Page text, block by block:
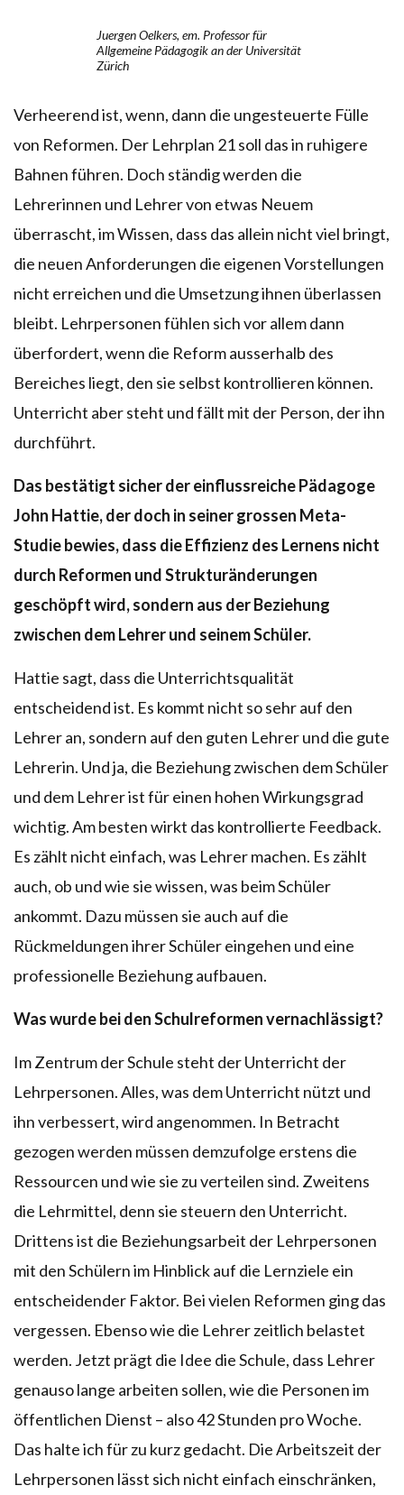
Juergen Oelkers, em. Professor für
Allgemeine Pädagogik an der Universität
Zürich
Verheerend ist, wenn, dann die ungesteuerte Fülle
von Reformen. Der Lehrplan 21 soll das in ruhigere
Bahnen führen. Doch ständig werden die
Lehrerinnen und Lehrer von etwas Neuem
überrascht, im Wissen, dass das allein nicht viel bringt,
die neuen Anforderungen die eigenen Vorstellungen
nicht erreichen und die Umsetzung ihnen überlassen
bleibt. Lehrpersonen fühlen sich vor allem dann
überfordert, wenn die Reform ausserhalb des
Bereiches liegt, den sie selbst kontrollieren können.
Unterricht aber steht und fällt mit der Person, der ihn
durchführt.
Das bestätigt sicher der einflussreiche Pädagoge
John Hattie, der doch in seiner grossen Meta-
Studie bewies, dass die Effizienz des Lernens nicht
durch Reformen und Strukturänderungen
geschöpft wird, sondern aus der Beziehung
zwischen dem Lehrer und seinem Schüler.
Hattie sagt, dass die Unterrichtsqualität
entscheidend ist. Es kommt nicht so sehr auf den
Lehrer an, sondern auf den guten Lehrer und die gute
Lehrerin. Und ja, die Beziehung zwischen dem Schüler
und dem Lehrer ist für einen hohen Wirkungsgrad
wichtig. Am besten wirkt das kontrollierte Feedback.
Es zählt nicht einfach, was Lehrer machen. Es zählt
auch, ob und wie sie wissen, was beim Schüler
ankommt. Dazu müssen sie auch auf die
Rückmeldungen ihrer Schüler eingehen und eine
professionelle Beziehung aufbauen.
Was wurde bei den Schulreformen vernachlässigt?
Im Zentrum der Schule steht der Unterricht der
Lehrpersonen. Alles, was dem Unterricht nützt und
ihn verbessert, wird angenommen. In Betracht
gezogen werden müssen demzufolge erstens die
Ressourcen und wie sie zu verteilen sind. Zweitens
die Lehrmittel, denn sie steuern den Unterricht.
Drittens ist die Beziehungsarbeit der Lehrpersonen
mit den Schülern im Hinblick auf die Lernziele ein
entscheidender Faktor. Bei vielen Reformen ging das
vergessen. Ebenso wie die Lehrer zeitlich belastet
werden. Jetzt prägt die Idee die Schule, dass Lehrer
genauso lange arbeiten sollen, wie die Personen im
öffentlichen Dienst – also 42 Stunden pro Woche.
Das halte ich für zu kurz gedacht. Die Arbeitszeit der
Lehrpersonen lässt sich nicht einfach einschränken,